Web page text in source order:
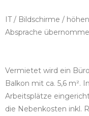
IT / Bildschirme /
Absprache
Vermietet wird ein
Balkon mit ca. 5,6 m².
Arbeitsplätze
die Nebenkosten inkl.